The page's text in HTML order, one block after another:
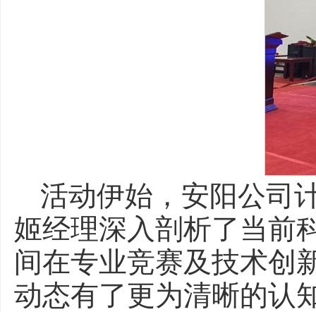
活动伊始，安阳公司
姬经理深入剖析了当前
间在专业竞赛及技术创
动态有了更为清晰的认